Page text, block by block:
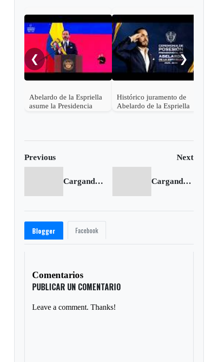
❮
Abelardo de la Espriella
asume la Presidencia
Histórico juramento de
Abelardo de la Espriella
❯
Previous Next
Cargando anterior... Cargando siguiente...
Blogger Facebook
Comentarios
PUBLICAR UN COMENTARIO
Leave a comment. Thanks!